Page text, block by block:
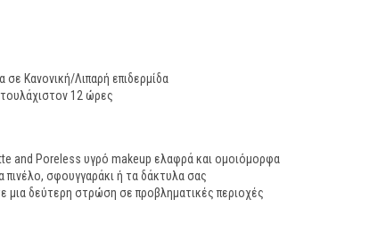
σε Κανονική/Λιπαρή επιδερμίδα
12 ώρες
and Poreless υγρό makeup ελαφρά και ομοιόμορφα
σφουγγαράκι ή τα δάκτυλα σας
μια δεύτερη στρώση σε προβληματικές περιοχές